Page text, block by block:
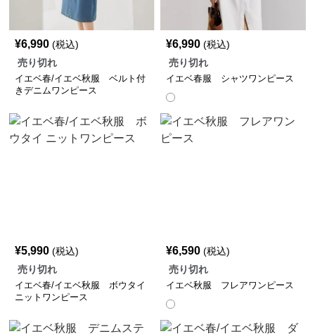
¥6,990 (税込)
売り切れ
イエベ春/イエベ秋服 ベルト付
きデニムワンピース
¥6,990 (税込)
売り切れ
イエベ春服 シャツワンピース
¥5,990 (税込)
売り切れ
イエベ春/イエベ秋服 ボウタイ
ニットワンピース
¥6,590 (税込)
売り切れ
イエベ秋服 フレアワンピース